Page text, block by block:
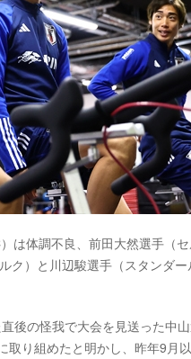
は体調不良、前田大然選手（
）と川辺駿選手（スタンダ
後の怪我で大会を見送った中
り組めたと明かし、昨年9月